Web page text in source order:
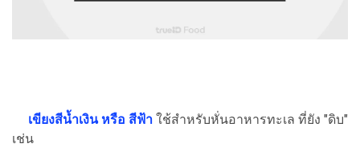
เขียงสีน้ำเงิน หรือ สีฟ้า ใช้สำหรับหั่นอาหารทะเล ที่ยัง "ดิบ"
เช่น